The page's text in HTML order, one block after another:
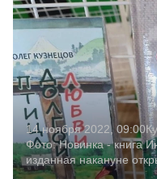
14 ноября 2022, 09:00
Фото:Новинка - книга
изданная накануне